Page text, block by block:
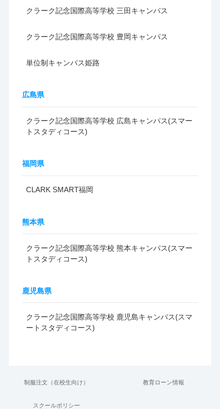
クラーク記念国際高等学校 三田キャンパス
クラーク記念国際高等学校 豊岡キャンパス
単位制キャンパス姫路
広島県
クラーク記念国際高等学校 広島キャンパス(スマー
トスタディコース)
福岡県
CLARK SMART福岡
熊本県
クラーク記念国際高等学校 熊本キャンパス(スマー
トスタディコース)
鹿児島県
クラーク記念国際高等学校 鹿児島キャンパス(スマ
ートスタディコース)
制服注文（在校生向け） 教育ローン情報
スクールポリシー